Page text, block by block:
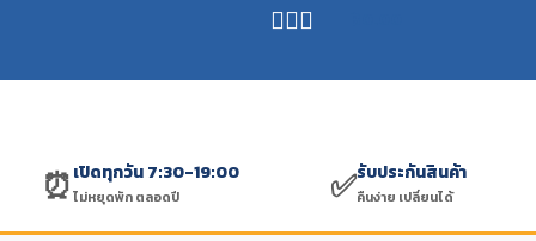
⏰เปิดทุกวัน 7:30-19:00
ไม่หยุดพัก ตลอดปี ✅รับประกันสินค้า
คืนง่าย เปลี่ยนได้